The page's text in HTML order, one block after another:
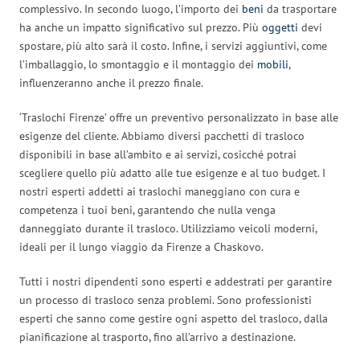
complessivo. In secondo luogo, l’importo dei beni da trasportare
ha anche un impatto significativo sul prezzo. Più oggetti devi
spostare, più alto sarà il costo. Infine, i servizi aggiuntivi, come
l’imballaggio, lo smontaggio e il montaggio dei mobili,
influenzeranno anche il prezzo finale.
‘Traslochi Firenze’ offre un preventivo personalizzato in base alle
esigenze del cliente. Abbiamo diversi pacchetti di trasloco
disponibili in base all’ambito e ai servizi, cosicché potrai
scegliere quello più adatto alle tue esigenze e al tuo budget. I
nostri esperti addetti ai traslochi maneggiano con cura e
competenza i tuoi beni, garantendo che nulla venga
danneggiato durante il trasloco. Utilizziamo veicoli moderni,
ideali per il lungo viaggio da Firenze a Chaskovo.
Tutti i nostri dipendenti sono esperti e addestrati per garantire
un processo di trasloco senza problemi. Sono professionisti
esperti che sanno come gestire ogni aspetto del trasloco, dalla
pianificazione al trasporto, fino all’arrivo a destinazione.